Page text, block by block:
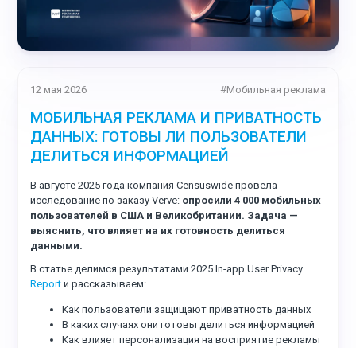
12 мая 2026 #Мобильная реклама
МОБИЛЬНАЯ РЕКЛАМА И ПРИВАТНОСТЬ
ДАННЫХ: ГОТОВЫ ЛИ ПОЛЬЗОВАТЕЛИ
ДЕЛИТЬСЯ ИНФОРМАЦИЕЙ
В августе 2025 года компания Censuswide провела
исследование по заказу Verve: опросили 4 000 мобильных
пользователей в США и Великобритании. Задача —
выяснить, что влияет на их готовность делиться
данными.
В статье делимся результатами 2025 In-app User Privacy
Report и рассказываем:
Как пользователи защищают приватность данных
В каких случаях они готовы делиться информацией
Как влияет персонализация на восприятие рекламы